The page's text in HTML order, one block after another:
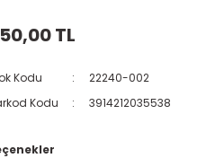
TL
Kodu 22240-002
Kodu
3914212035538